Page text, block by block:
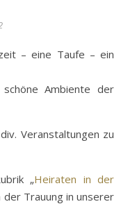
Ambiente der
Veranstaltungen zu
„Heiraten in der
der Trauung in unserer